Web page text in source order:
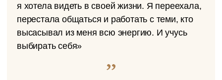
я хотела видеть в своей жизни. Я переехала,
перестала общаться и работать с теми, кто
высасывал из меня всю энергию. И учусь
выбирать себя»